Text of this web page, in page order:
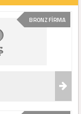
BRONZ FİRMA